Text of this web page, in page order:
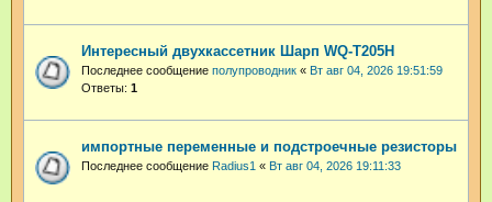
Интересный двухкассетник Шарп WQ-T205H
Последнее сообщение полупроводник « Вт авг 04, 2026 19:51:59
Ответы: 1
импортные переменные и подстроечные резисторы
Последнее сообщение Radius1 « Вт авг 04, 2026 19:11:33